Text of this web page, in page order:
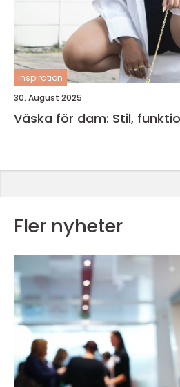
inspiration
30. August 2025
Väska för dam: Stil,
Fler nyheter